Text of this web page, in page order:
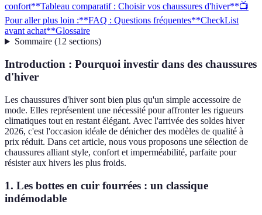
confort**Tableau comparatif : Choisir vos chaussures d'hiver**📺
Pour aller plus loin :**FAQ : Questions fréquentes**CheckList
avant achat**Glossaire
Sommaire(12 sections)
Introduction : Pourquoi investir dans des chaussures
d'hiver
Les chaussures d'hiver sont bien plus qu'un simple accessoire de
mode. Elles représentent une nécessité pour affronter les rigueurs
climatiques tout en restant élégant. Avec l'arrivée des soldes hiver
2026, c'est l'occasion idéale de dénicher des modèles de qualité à
prix réduit. Dans cet article, nous vous proposons une sélection de
chaussures alliant style, confort et imperméabilité, parfaite pour
résister aux hivers les plus froids.
1. Les bottes en cuir fourrées : un classique
indémodable